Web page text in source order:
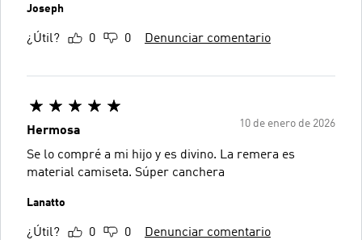
Joseph
¿Útil? 0 0 Denunciar comentario
10 de enero de 2026
Hermosa
Se lo compré a mi hijo y es divino. La remera es
material camiseta. Súper canchera
Lanatto
¿Útil? 0 0 Denunciar comentario